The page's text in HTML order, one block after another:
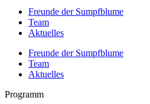
Freunde der Sumpfblume
Team
Aktuelles
Freunde der Sumpfblume
Team
Aktuelles
Programm